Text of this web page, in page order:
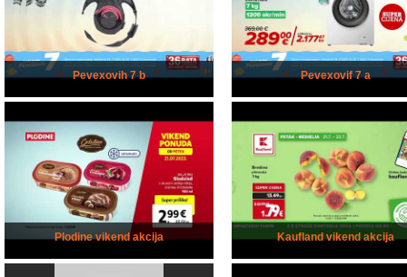
Pevexovih 7 b Pevexovif 7 a
Plodine vikend akcija Kaufland vikend akcija